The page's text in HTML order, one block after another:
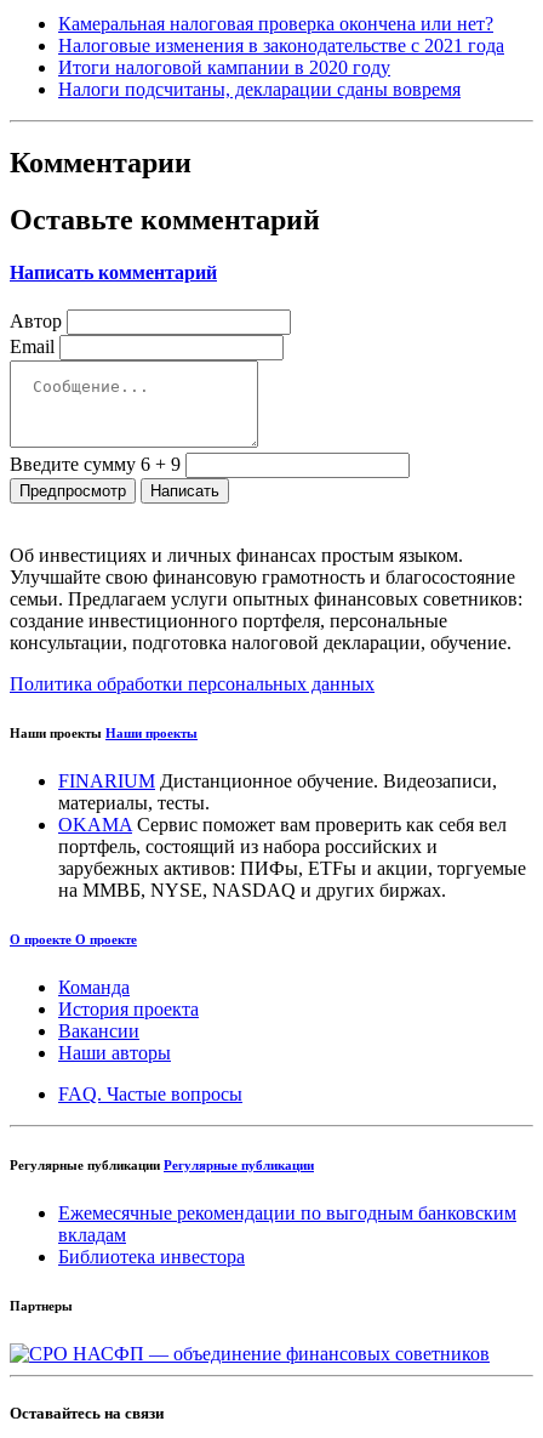
Камеральная налоговая проверка окончена или нет?
Налоговые изменения в законодательстве с 2021 года
Итоги налоговой кампании в 2020 году
Налоги подсчитаны, декларации сданы вовремя
Комментарии
Оставьте комментарий
Написать комментарий
Автор
Email
Введите сумму 6 + 9
Об инвестициях и личных финансах простым языком.
Улучшайте свою финансовую грамотность и благосостояние
семьи. Предлагаем услуги опытных финансовых советников:
создание инвестиционного портфеля, персональные
консультации, подготовка налоговой декларации, обучение.
Политика обработки персональных данных
Наши проекты Наши проекты
FINARIUM Дистанционное обучение. Видеозаписи,
материалы, тесты.
OKAMA Сервис поможет вам проверить как себя вел
портфель, состоящий из набора российских и
зарубежных активов: ПИФы, ETFы и акции, торгуемые
на ММВБ, NYSE, NASDAQ и других биржах.
О проекте О проекте
Команда
История проекта
Вакансии
Наши авторы
FAQ. Частые вопросы
Регулярные публикации Регулярные публикации
Ежемесячные рекомендации по выгодным банковским
вкладам
Библиотека инвестора
Партнеры
Оставайтесь на связи